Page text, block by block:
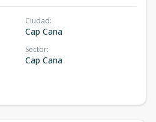
Ciudad:
Cap Cana
Sector:
Cap Cana